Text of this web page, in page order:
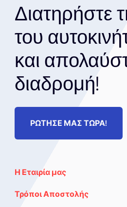
Διατηρήστε
του
και
διαδρομή!
ΡΩΤΗΣΕ ΜΑΣ ΤΩΡΑ!
Η Εταιρία μας
Τρόποι Αποστολής